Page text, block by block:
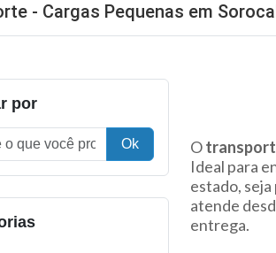
- Cargas Pequenas em
por
Ok O
Ideal para
estado,
atende
entrega.